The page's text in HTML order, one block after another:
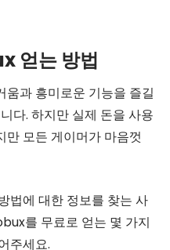
얻는 방법
과 흥미로운 기능을 즐길
다. 하지만 실제 돈을 사용
모든 게이머가 마음껏
법에 대한 정보를 찾는 사
를 무료로 얻는 몇 가지
주세요.